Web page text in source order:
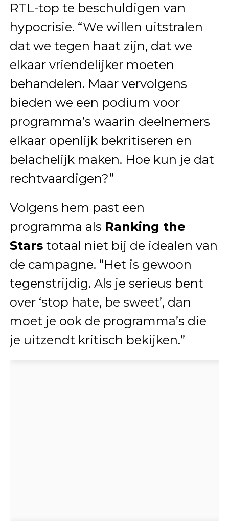
RTL-top te beschuldigen van
hypocrisie. “We willen uitstralen
dat we tegen haat zijn, dat we
elkaar vriendelijker moeten
behandelen. Maar vervolgens
bieden we een podium voor
programma’s waarin deelnemers
elkaar openlijk bekritiseren en
belachelijk maken. Hoe kun je dat
rechtvaardigen?”
Volgens hem past een
programma als Ranking the
Starstotaal niet bij de idealen van
de campagne. “Het is gewoon
tegenstrijdig. Als je serieus bent
over ‘stop hate, be sweet’, dan
moet je ook de programma’s die
je uitzendt kritisch bekijken.”